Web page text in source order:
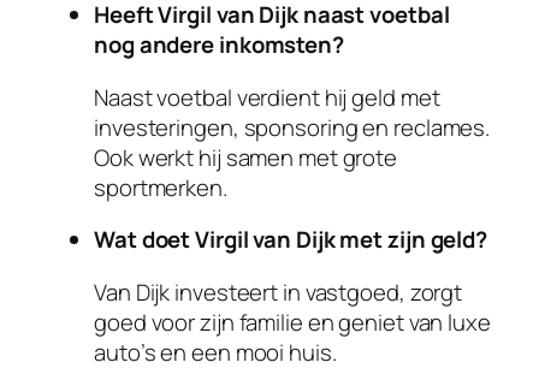
Heeft Virgil van Dijk naast voetbal
nog andere inkomsten?
Naast voetbal verdient hij geld met
investeringen, sponsoring en reclames.
Ook werkt hij samen met grote
sportmerken.
Wat doet Virgil van Dijk met zijn geld?
Van Dijk investeert in vastgoed, zorgt
goed voor zijn familie en geniet van luxe
auto’s en een mooi huis.